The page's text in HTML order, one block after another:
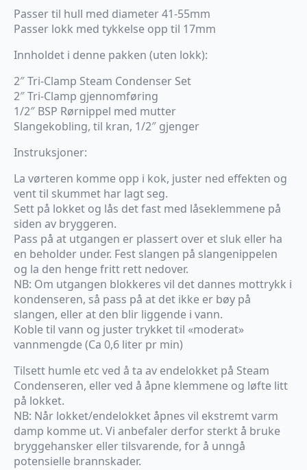
Passer til hull med diameter 41-55mm
Passer lokk med tykkelse opp til 17mm
Innholdet i denne pakken (uten lokk):
2″ Tri-Clamp Steam Condenser Set
2″ Tri-Clamp gjennomføring
1/2″ BSP Rørnippel med mutter
Slangekobling, til kran, 1/2″ gjenger
Instruksjoner:
La vørteren komme opp i kok, juster ned effekten og
vent til skummet har lagt seg.
Sett på lokket og lås det fast med låseklemmene på
siden av bryggeren.
Pass på at utgangen er plassert over et sluk eller ha
en beholder under. Fest slangen på slangenippelen
og la den henge fritt rett nedover.
NB: Om utgangen blokkeres vil det dannes mottrykk i
kondenseren, så pass på at det ikke er bøy på
slangen, eller at den blir liggende i vann.
Koble til vann og juster trykket til «moderat»
vannmengde (Ca 0,6 liter pr min)
Tilsett humle etc ved å ta av endelokket på Steam
Condenseren, eller ved å åpne klemmene og løfte litt
på lokket.
NB: Når lokket/endelokket åpnes vil ekstremt varm
damp komme ut. Vi anbefaler derfor sterkt å bruke
bryggehansker eller tilsvarende, for å unngå
potensielle brannskader.